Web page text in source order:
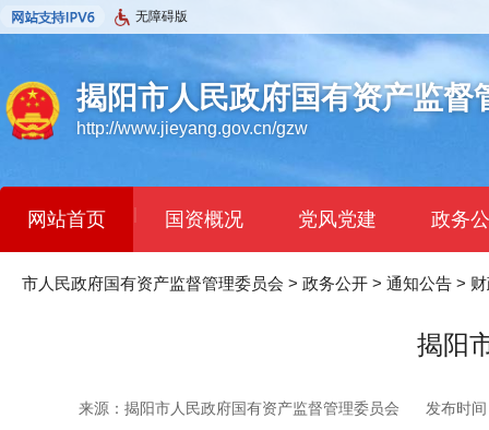
无障碍版
揭阳市人民政府国有资产监督
http://www.jieyang.gov.cn/gzw
网站首页 | 国资概况 党风党建 政务
市人民政府国有资产监督管理委员会 > 政务公开 > 通知公告 >
揭阳
来源：揭阳市人民政府国有资产监督管理委员会 发布时